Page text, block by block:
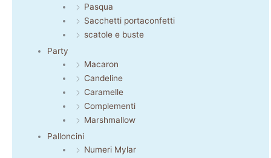
Pasqua
Sacchetti portaconfetti
scatole e buste
Party
Macaron
Candeline
Caramelle
Complementi
Marshmallow
Palloncini
Numeri Mylar